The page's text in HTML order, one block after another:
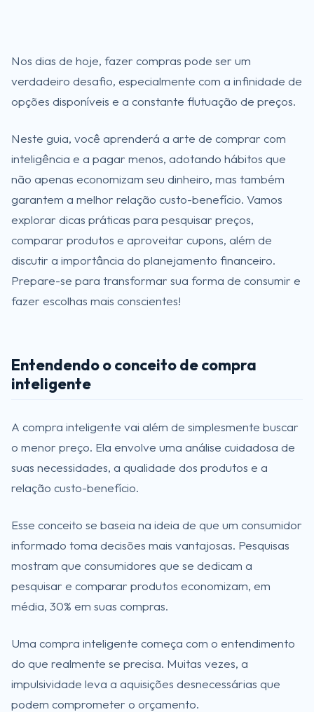
Nos dias de hoje, fazer compras pode ser um
verdadeiro desafio, especialmente com a infinidade de
opções disponíveis e a constante flutuação de preços.
Neste guia, você aprenderá a arte de comprar com
inteligência e a pagar menos, adotando hábitos que
não apenas economizam seu dinheiro, mas também
garantem a melhor relação custo-benefício. Vamos
explorar dicas práticas para pesquisar preços,
comparar produtos e aproveitar cupons, além de
discutir a importância do planejamento financeiro.
Prepare-se para transformar sua forma de consumir e
fazer escolhas mais conscientes!
Entendendo o conceito de compra
inteligente
A compra inteligente vai além de simplesmente buscar
o menor preço. Ela envolve uma análise cuidadosa de
suas necessidades, a qualidade dos produtos e a
relação custo-benefício.
Esse conceito se baseia na ideia de que um consumidor
informado toma decisões mais vantajosas. Pesquisas
mostram que consumidores que se dedicam a
pesquisar e comparar produtos economizam, em
média, 30% em suas compras.
Uma compra inteligente começa com o entendimento
do que realmente se precisa. Muitas vezes, a
impulsividade leva a aquisições desnecessárias que
podem comprometer o orçamento.